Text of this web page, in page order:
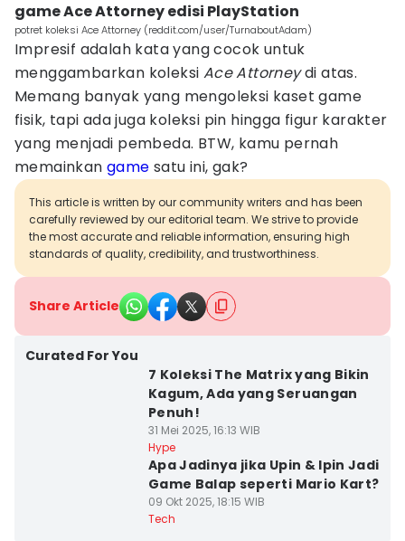
game Ace Attorney edisi PlayStation
potret koleksi Ace Attorney (reddit.com/user/TurnaboutAdam)
Impresif adalah kata yang cocok untuk
menggambarkan koleksi Ace Attorneydi atas.
Memang banyak yang mengoleksi kaset game
fisik, tapi ada juga koleksi pin hingga figur karakter
yang menjadi pembeda. BTW, kamu pernah
memainkangame satu ini, gak?
This article is written by our community writers and has been
carefully reviewed by our editorial team. We strive to provide
the most accurate and reliable information, ensuring high
standards of quality, credibility, and trustworthiness.
Share Article
Curated For You
7 Koleksi The Matrix yang Bikin
Kagum, Ada yang Seruangan
Penuh!
31 Mei 2025, 16:13 WIB
Hype
Apa Jadinya jika Upin & Ipin Jadi
Game Balap seperti Mario Kart?
09 Okt 2025, 18:15 WIB
Tech